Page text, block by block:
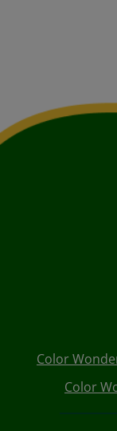
Color
Color